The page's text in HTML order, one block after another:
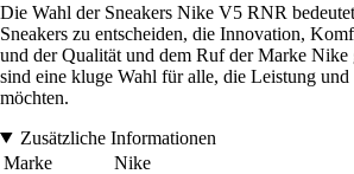
Die Wahl der Sneakers Nike V5 RNR
Sneakers zu entscheiden, die Innovation,
und der Qualität und dem Ruf der Marke Nike
sind eine kluge Wahl für alle, die Leistung
möchten.
Zusätzliche Informationen
Marke
Nike